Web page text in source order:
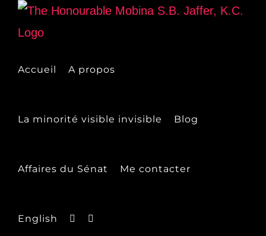
Skip
Accueil A propos
La minorité visible invisible Blog
Affaires du Sénat Me contacter
English